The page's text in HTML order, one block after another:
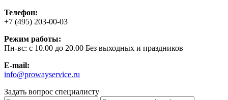
Телефон:
+7 (495) 203-00-03
Режим работы:
Пн-вс: с 10.00 до 20.00 Без выходных и праздников
E-mail:
info@prowayservice.ru
Задать вопрос специалисту